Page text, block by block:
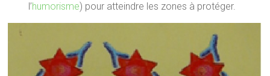
l’humorisme) pour atteindre les zones à protéger.